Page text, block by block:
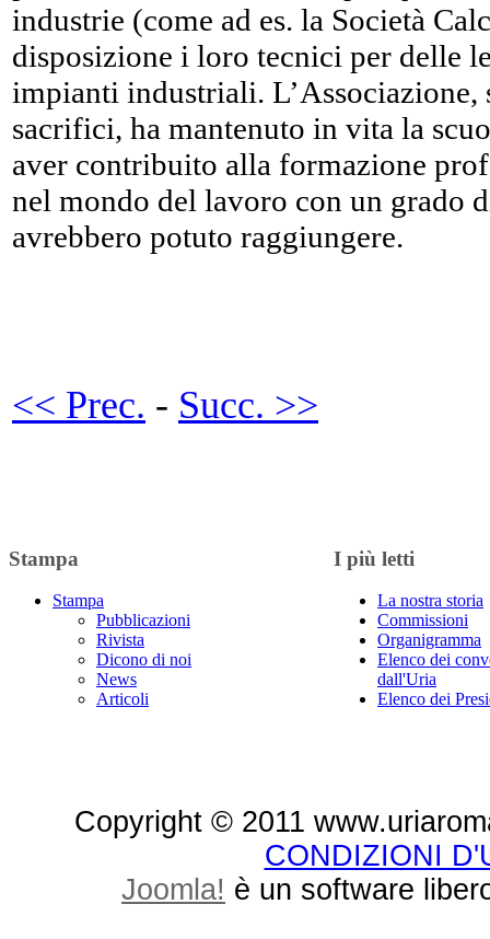
industrie (come ad es. la Società
disposizione i loro tecnici per delle
impianti industriali.
sacrifici, ha mantenuto in vita la
aver contribuito alla formazione
nel mondo del lavoro con un grado
avrebbero potuto raggiungere.
<< Prec. - Succ. >>
Stampa
Stampa
Pubblicazioni
Rivista
Dicono di noi
News
Articoli
I più letti
La nostra storia
Commissioni
Organigramma
Elenco dei
dall'Uria
Elenco dei
Copyright © 2011
CONDIZIONI
Joomla! è un software